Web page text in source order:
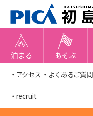
泊まる あそぶ
・アクセス ・よくあるご質問
・recruit